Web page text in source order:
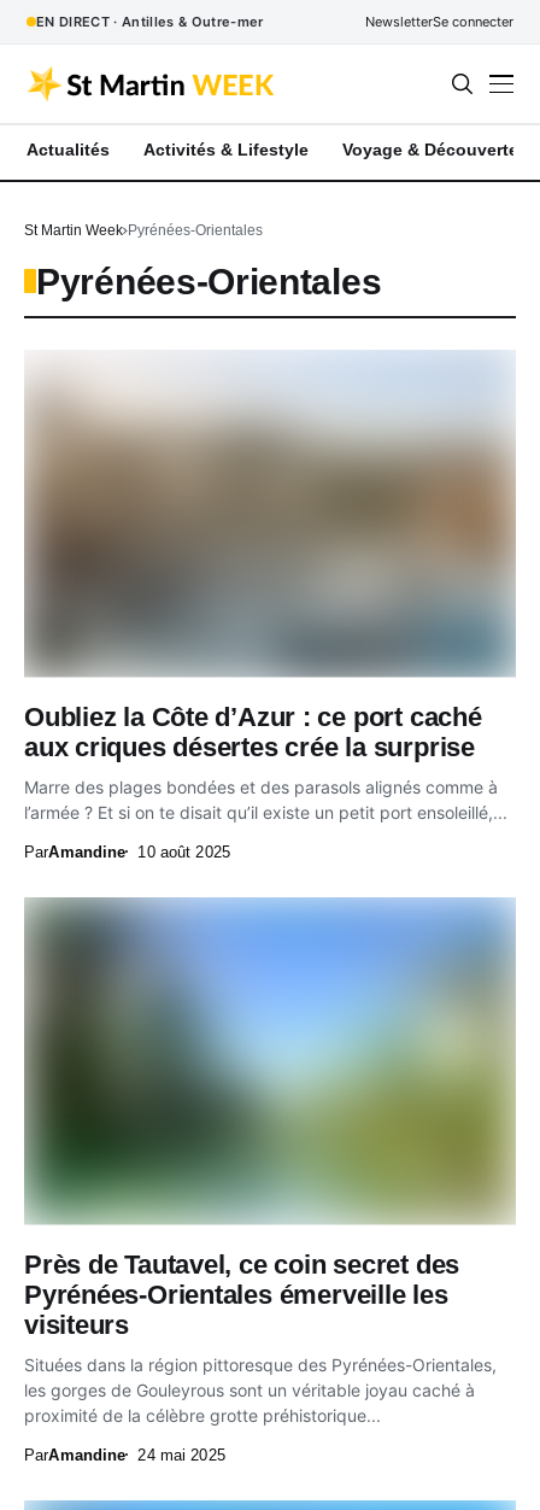
EN DIRECT · Antilles & Outre-mer NewsletterSe connecter
Actualités Activités & Lifestyle Voyage & Découverte
St Martin Week Pyrénées-Orientales
Pyrénées-Orientales
Oubliez la Côte d’Azur : ce port caché
aux criques désertes crée la surprise
Marre des plages bondées et des parasols alignés comme à
l’armée ? Et si on te disait qu’il existe un petit port ensoleillé,...
ParAmandine 10 août 2025
Près de Tautavel, ce coin secret des
Pyrénées-Orientales émerveille les
visiteurs
Situées dans la région pittoresque des Pyrénées-Orientales,
les gorges de Gouleyrous sont un véritable joyau caché à
proximité de la célèbre grotte préhistorique...
ParAmandine 24 mai 2025